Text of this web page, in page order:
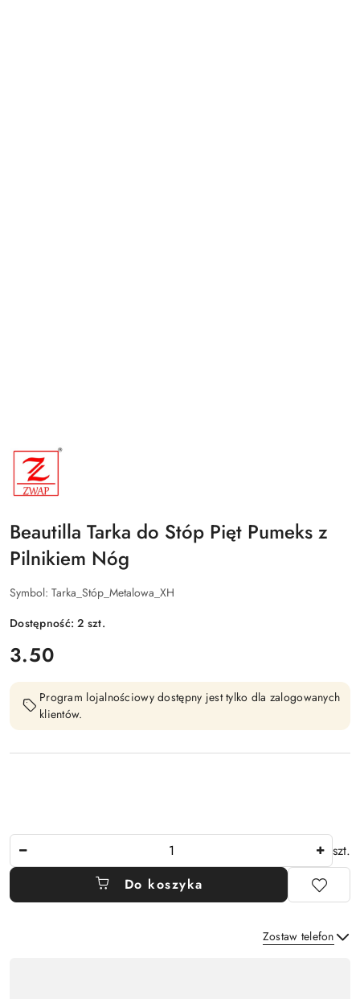
NAZWA
PRODUCENTA:
ZWAP
Beautilla Tarka do Stóp Pięt Pumeks z
Pilnikiem Nóg
Symbol: Tarka_Stóp_Metalowa_XH
Dostępność:2 szt.
cena:
3.50
Program lojalnościowy dostępny jest tylko dla zalogowanych
klientów.
szt.
Do koszyka
Zostaw telefon